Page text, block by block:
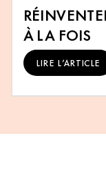
À LA FOIS
LIRE L’ARTICLE